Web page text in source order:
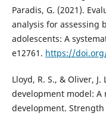
Paradis, G. (2021).
analysis for assessing
adolescents: A
e12761. https://
Lloyd, R. S., & Oliver,
development model:
development.